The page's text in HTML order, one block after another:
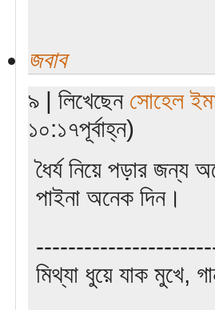
জবাব
৯ | লিখেছেন সোহেল
১০:১৭পূর্বাহ্ন)
ধৈর্য নিয়ে পড়ার জন্য
পাইনা অনেক দিন।
মিথ্যা ধুয়ে যাক মুখে,